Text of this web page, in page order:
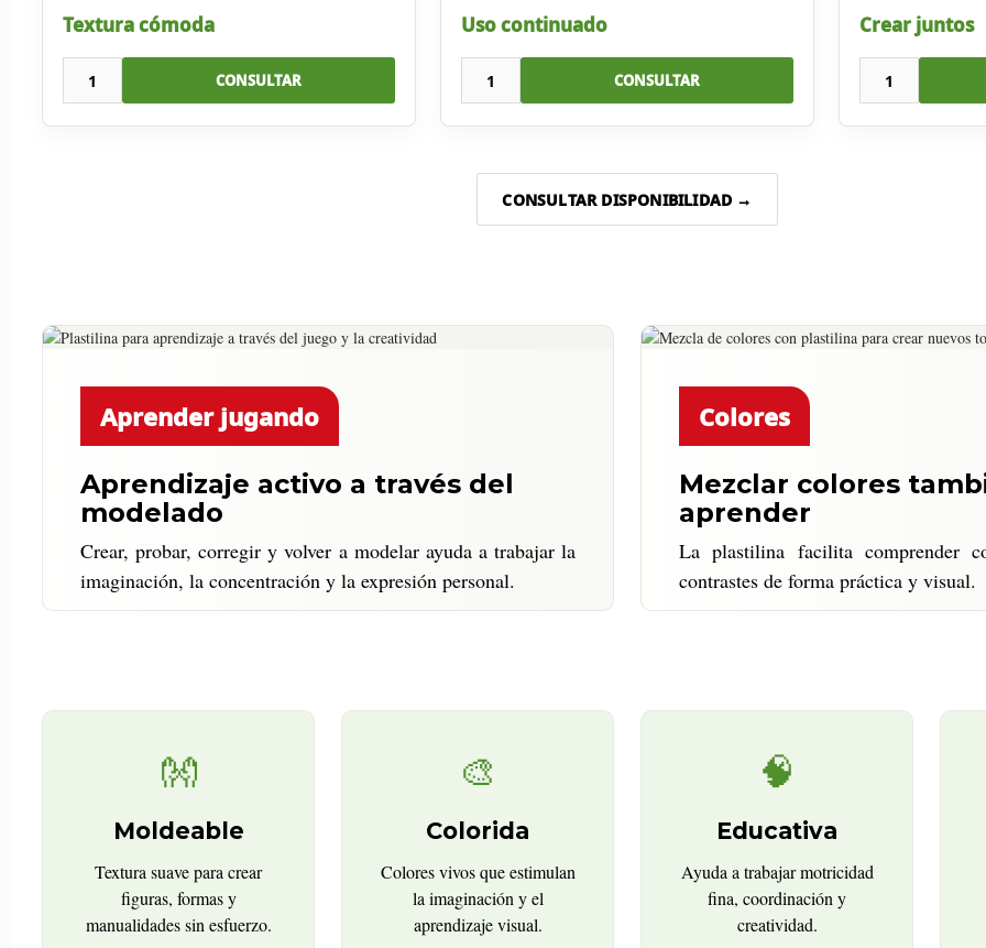
Textura cómoda
1 CONSULTAR
Uso continuado
1 CONSULTAR
Crear juntos
1
CONSULTAR DISPONIBILIDAD →
Aprender jugando
Aprendizaje activo a través del
modelado
Crear, probar, corregir y volver a modelar ayuda a trabajar la
imaginación, la concentración y la expresión personal.
Colores
Mezclar colores
aprender
La plastilina facilita comprender
contrastes de forma práctica y visual.
👐
Moldeable
Textura suave para crear
figuras, formas y
manualidades sin esfuerzo.
🎨
Colorida
Colores vivos que estimulan
la imaginación y el
aprendizaje visual.
🧠
Educativa
Ayuda a trabajar motricidad
fina, coordinación y
creatividad.